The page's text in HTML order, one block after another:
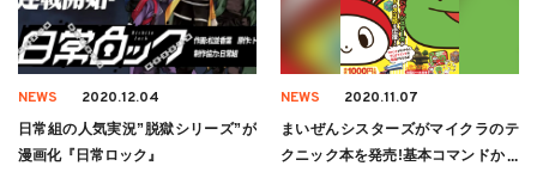
NEWS 2020.12.04
日常組の人気実況”脱獄シリーズ”が
漫画化『日常ロック』
NEWS 2020.11.07
まいぜんシスターズがマイクラのテ
クニック本を発売!基本コマンドから